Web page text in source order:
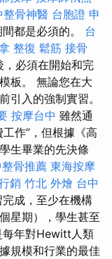
整骨神醫 台胞證 申
都是必須的。 台
整復 鬆筋 接骨
必須在開始和完
板。 無論您在大
引入的強制實習。
按摩台中 雖然通
作”，但根據《高
生畢業的先決條
骨推薦 東海按摩
銷 竹北 外燴 台中
成，至少在機構
星期），學生甚至
每年對Hewitt人類
規模和行業的最佳